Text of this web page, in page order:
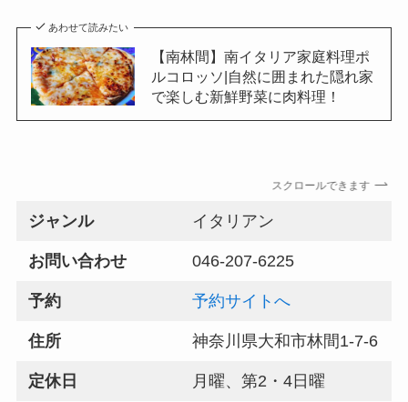
あわせて読みたい
【南林間】南イタリア家庭料理ポ
ルコロッソ|自然に囲まれた隠れ家
で楽しむ新鮮野菜に肉料理！
スクロールできます
ジャンル イタリアン
お問い合わせ 046-207-6225
予約 予約サイトへ
住所 神奈川県大和市林間1-7-6
定休日 月曜、第2・4日曜